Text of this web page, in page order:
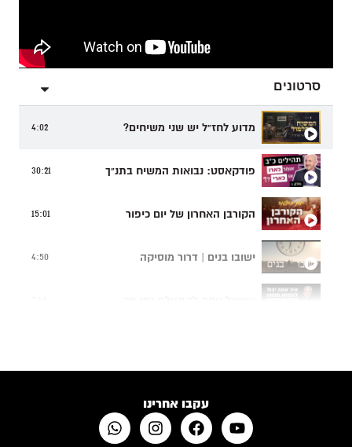
סרטונים
מדוע לחז"ל יש שני משיחים? 4:02
פודקאסט: נבואות המשיח בתנ"ך 30:21
הקורבן האחרון של יום כיפור 15:01
ישובו בנים | דרור מוסיקה 4:50
עקבו אחרינו